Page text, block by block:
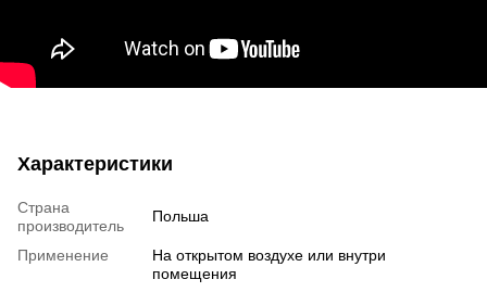
Характеристики
Страна
производитель
Польша
Применение
На открытом воздухе или внутри
помещения